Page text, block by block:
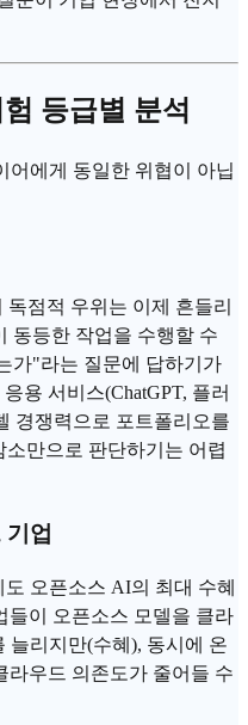
등급별 분석
어에게 동일한 위협이 아닙
점적 우위는 이제 흔들리
동등한 작업을 수행할 수
가"라는 질문에 답하기가
응용 서비스(ChatGPT, 플러
경쟁력으로 포트폴리오를
만으로 판단하기는 어렵
업
도 오픈소스 AI의 최대 수혜
들이 오픈소스 모델을 클라
늘리지만(수혜), 동시에 온
라우드 의존도가 줄어들 수